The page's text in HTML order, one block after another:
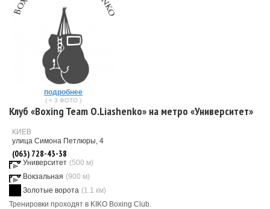
подробнее
( + 3 ФОТО )
Клуб «Boxing Team O.Liashenko» на метро «Университет»
КИЕВ
улица Симона Петлюры, 4
(063) 728-43-38
Университет (500 м)
Вокзальная (900 м)
Золотые ворота (1.1 км)
Тренировки проходят в KIKO Boxing Club.